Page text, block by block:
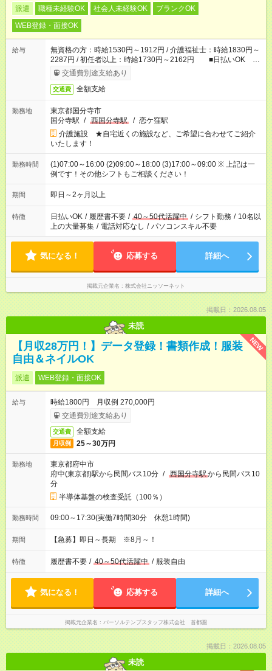
派遣 職種未経験OK 社会人未経験OK
ブランクOK
WEB登録・面接OK
給与
無資格の方：時給1530円～1912円 / 介護福祉士：時給1830円～
2287円 / 初任者以上：時給1730円～2162円 ■日払いOK ■
日収例：1万2240円（時給1530円×8h）
交通費別途支給あり
交通費 全額支給
勤務地
東京都国分寺市
国分寺駅 / 西国分寺駅 / 恋ケ窪駅
介護施設 ★自宅近くの施設など、ご希望に合わせてご紹介
いたします！
勤務時間
(1)07:00～16:00 (2)09:00～18:00 (3)17:00～09:00 ※ 上記は一
例です！その他シフトもご相談ください！
期間 即日～2ヶ月以上
特徴 日払いOK / 履歴書不要 / 40～50代活躍中 / シフト勤務 / 10名以
上の大量募集 / 電話対応なし / パソコンスキル不要
気になる！ 応募する 詳細へ
掲載元企業名 株式会社ニッソーネット
掲載日：2026.08.05
未読
NEW
【月収28万円！】データ登録！書類作成！服装
自由＆ネイルOK
派遣 WEB登録・面接OK
給与
時給1800円 月収例 270,000円
交通費別途支給あり
交通費 全額支給
月収例 25～30万円
勤務地
東京都府中市
府中(東京都)駅から民間バス10分 / 西国分寺駅から民間バス10
分
半導体基盤の検査受託（100％）
勤務時間 09:00～17:30(実働7時間30分 休憩1時間)
期間 【急募】即日～長期 ※8月～！
特徴 履歴書不要 / 40～50代活躍中 / 服装自由
気になる！ 応募する 詳細へ
掲載元企業名 パーソルテンプスタッフ株式会社 首都圏
掲載日：2026.08.05
未読